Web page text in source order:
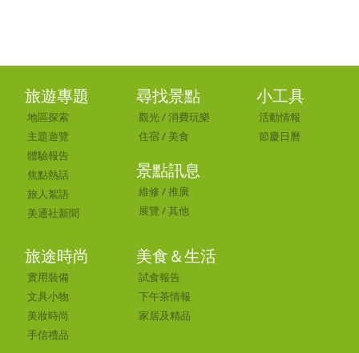
旅遊專題
地區探索
主題遊覽
體驗報告
焦點熱話
旅人絮語
美通社新聞
尋找景點
觀光 /消費玩樂
住宿 / 美食
景點訊息
維修 /推廣
展覽 /其他
小工具
活動情報
節慶日曆
旅途時尚
實用裝備
文具小物
美妝時尚
手信禮品
美食＆生活
試食報告
下午茶情報
家居及精品